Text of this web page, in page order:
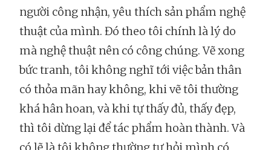
người công nhận, yêu thích sản phẩm nghệ
thuật của mình. Đó theo tôi chính là lý do
mà nghệ thuật nên có công chúng. Vẽ xong
bức tranh, tôi không nghĩ tới việc bản thân
có thỏa mãn hay không, khi vẽ tôi thường
khá hân hoan, và khi tự thấy đủ, thấy đẹp,
thì tôi dừng lại để tác phẩm hoàn thành. Và
có lẽ là tôi không thường tự hỏi mình có